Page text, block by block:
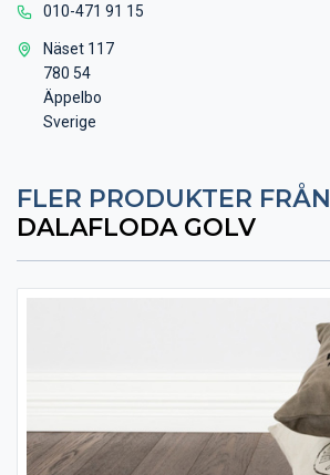
010-471 91 15
Näset 117
780 54
Äppelbo
Sverige
FLER PRODUKTER FRÅN
DALAFLODA GOLV